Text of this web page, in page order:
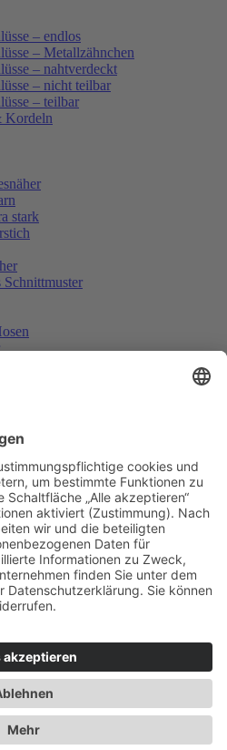
– endlos
– Metallzähnchen
– nahtverdeckt
– nicht teilbar
– teilbar
Kordeln
stark
Burda
& Deko
Suchen
Suchen
oder Zahlen eingeben!